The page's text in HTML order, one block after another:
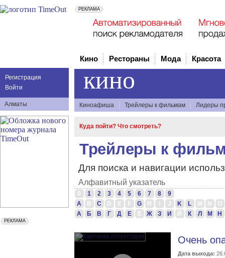
Регистрация
Войти
Алматы
Кино Рестораны Мода Красота
кино
Киноафиша Трейлеры к фильмам Лидеры
Куда пойти? Что смотреть?
Трейлеры к
Для поиска и навигации
Алфавитный указатель
0 1 2 3 4 5 6 7 8
9
A
B C D E F G H J K L M N
O
А
Б В Г Д Е Ё Ж З И Й К Л М Н
Очень
Дата выхода: